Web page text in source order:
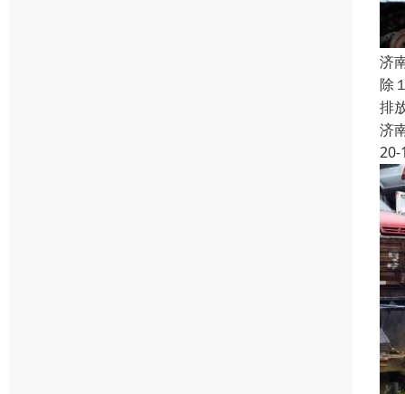
济
除
排
济
20-